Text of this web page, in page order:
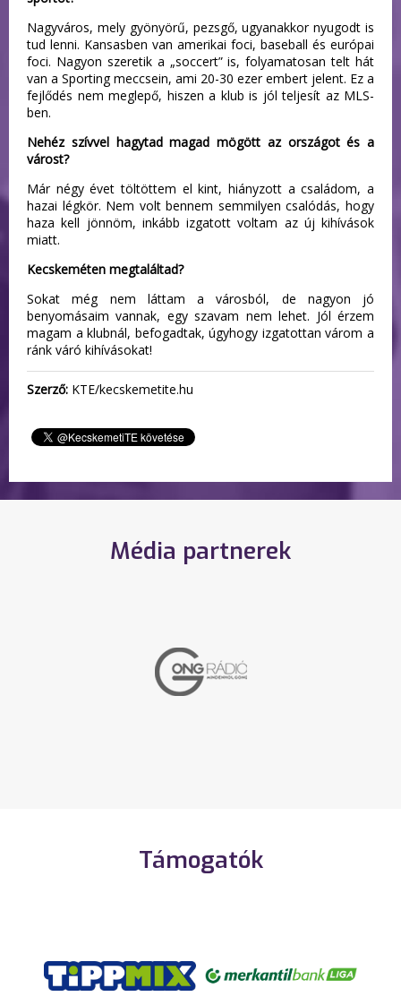
Nagyváros, mely gyönyörű, pezsgő, ugyanakkor nyugodt is
tud lenni. Kansasben van amerikai foci, baseball és európai
foci. Nagyon szeretik a „soccert” is, folyamatosan telt hát
van a Sporting meccsein, ami 20-30 ezer embert jelent. Ez a
fejlődés nem meglepő, hiszen a klub is jól teljesít az MLS-
ben.
Nehéz szívvel hagytad magad mögött az országot és a
várost?
Már négy évet töltöttem el kint, hiányzott a családom, a
hazai légkör. Nem volt bennem semmilyen csalódás, hogy
haza kell jönnöm, inkább izgatott voltam az új kihívások
miatt.
Kecskeméten megtaláltad?
Sokat még nem láttam a városból, de nagyon jó
benyomásaim vannak, egy szavam nem lehet. Jól érzem
magam a klubnál, befogadtak, úgyhogy izgatottan várom a
ránk váró kihívásokat!
Szerző: KTE/kecskemetite.hu
Média partnerek
Támogatók